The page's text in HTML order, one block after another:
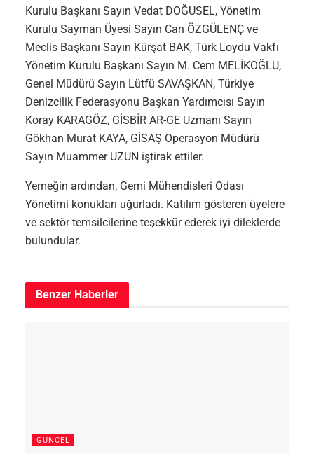
Kurulu Başkanı Sayın Vedat DOĞUSEL, Yönetim
Kurulu Sayman Üyesi Sayın Can ÖZGÜLENÇ ve
Meclis Başkanı Sayın Kürşat BAK, Türk Loydu Vakfı
Yönetim Kurulu Başkanı Sayın M. Cem MELİKOĞLU,
Genel Müdürü Sayın Lütfü SAVAŞKAN, Türkiye
Denizcilik Federasyonu Başkan Yardımcısı Sayın
Koray KARAGÖZ, GİSBİR AR-GE Uzmanı Sayın
Gökhan Murat KAYA, GİSAŞ Operasyon Müdürü
Sayın Muammer UZUN iştirak ettiler.
Yemeğin ardından, Gemi Mühendisleri Odası
Yönetimi konukları uğurladı. Katılım gösteren üyelere
ve sektör temsilcilerine teşekkür ederek iyi dileklerde
bulundular.
Benzer Haberler
GÜNCEL